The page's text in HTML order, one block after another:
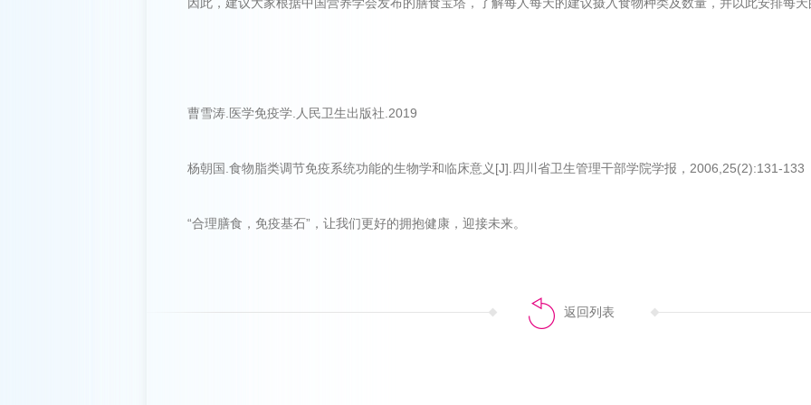
曹雪涛.医学免疫学.人民卫生出版社.2019
杨朝国.食物脂类调节免疫系统功能的生物学和临床意义[J].四川省卫生管理干部学院学报，2006,25(2):131-133
“合理膳食，免疫基石”，让我们更好的拥抱健康，迎接未来。
返回列表